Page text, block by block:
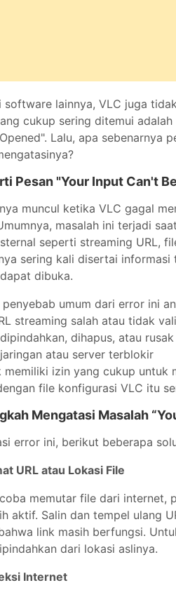
software lainnya, VLC juga
cukup sering ditemui
Lalu, apa sebenarnya
Pesan "Your Input Can't
muncul ketika VLC gagal
masalah ini terjadi
seperti streaming URL,
sering kali disertai
dibuka.
penyebab umum dari error ini
streaming salah atau tidak
dihapus, atau rusak
atau server terblokir
memiliki izin yang cukup untuk
file konfigurasi VLC itu
Mengatasi Masalah
error ini, berikut beberapa
URL atau Lokasi File
memutar file dari internet,
aktif. Salin dan tempel ulang
link masih berfungsi.
dari lokasi aslinya.
Internet